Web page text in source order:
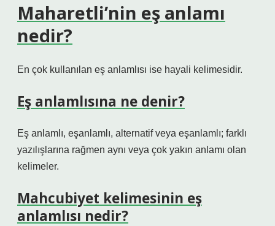
Maharetli’nin eş anlamı
nedir?
En çok kullanılan eş anlamlısı ise hayali kelimesidir.
Eş anlamlısına ne denir?
Eş anlamlı, eşanlamlı, alternatif veya eşanlamlı; farklı
yazılışlarına rağmen aynı veya çok yakın anlamı olan
kelimeler.
Mahcubiyet kelimesinin eş
anlamlısı nedir?